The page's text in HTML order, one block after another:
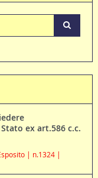
ex art.586 c.c.
| n.1324 |